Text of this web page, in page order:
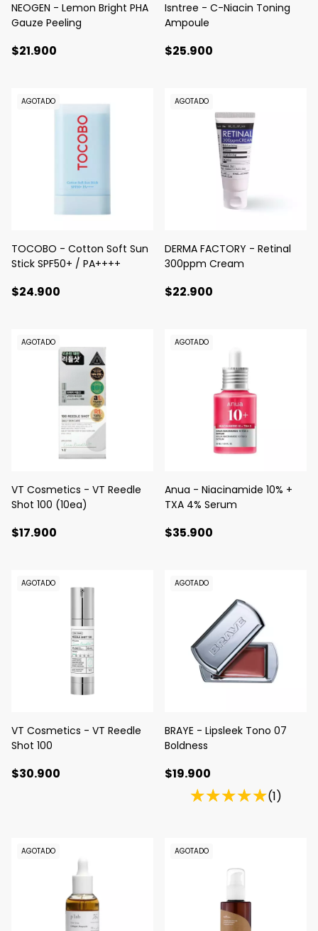
NEOGEN - Lemon Bright PHA
Gauze Peeling
$21.900
Isntree - C-Niacin Toning
Ampoule
$25.900
AGOTADO
TOCOBO - Cotton Soft Sun
Stick SPF50+ / PA++++
$24.900
AGOTADO
DERMA FACTORY - Retinal
300ppm Cream
$22.900
AGOTADO
VT Cosmetics - VT Reedle
Shot 100 (10ea)
$17.900
AGOTADO
Anua - Niacinamide 10% +
TXA 4% Serum
$35.900
AGOTADO
VT Cosmetics - VT Reedle
Shot 100
$30.900
AGOTADO
BRAYE - Lipsleek Tono 07
Boldness
$19.900
(1)
AGOTADO AGOTADO